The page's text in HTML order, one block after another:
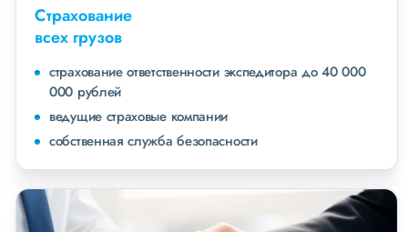
Страхование
всех грузов
страхование ответственности экспедитора до 40 000
000 рублей
ведущие страховые компании
собственная служба безопасности